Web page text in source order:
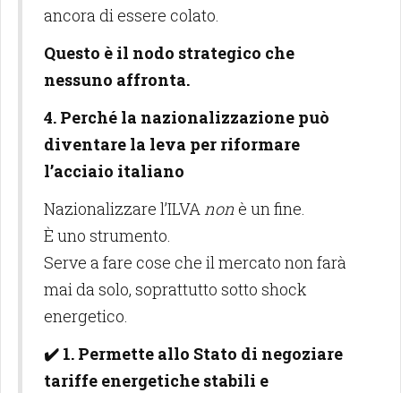
ancora di essere colato.
Questo è il nodo strategico che
nessuno affronta.
4. Perché la nazionalizzazione può
diventare la leva per riformare
l’acciaio italiano
Nazionalizzare l’ILVAnon è un fine.
È uno strumento.
Serve a fare cose che il mercato non farà
mai da solo, soprattutto sotto shock
energetico.
✔️ 1. Permette allo Stato di negoziare
tariffe energetiche stabili e